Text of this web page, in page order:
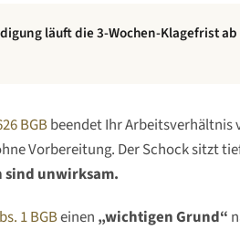
läuft die 3-Wochen-Klagefrist
BGBbeendet Ihr
Vorbereitung. Der Schock sitzt
sind unwirksam.
1 BGBeinen „wichtigen Grund“